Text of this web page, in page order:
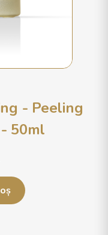
- Peeling
50ml